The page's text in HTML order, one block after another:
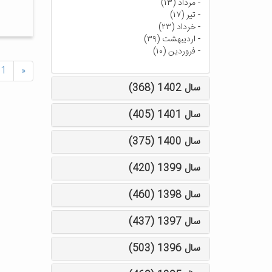
«
1
-مرداد (۱۳)
-تیر (۱۷)
-خرداد (۲۳)
- اردیبهشت (۳۹)
- فروردین (۱۰)
سال 1402 (368)
سال 1401 (405)
سال 1400 (375)
سال 1399 (420)
سال 1398 (460)
سال 1397 (437)
سال 1396 (503)